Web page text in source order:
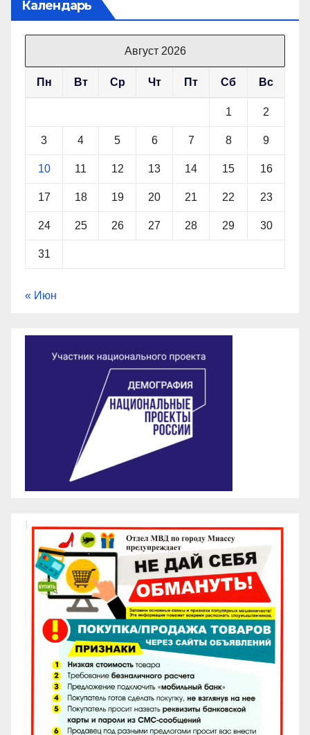
Календарь
Август 2026
Пн Вт Ср Чт Пт Сб Вс
1 2
3 4 5 6 7 8 9
10 11 12 13 14 15 16
17 18 19 20 21 22 23
24 25 26 27 28 29 30
31
« Июн